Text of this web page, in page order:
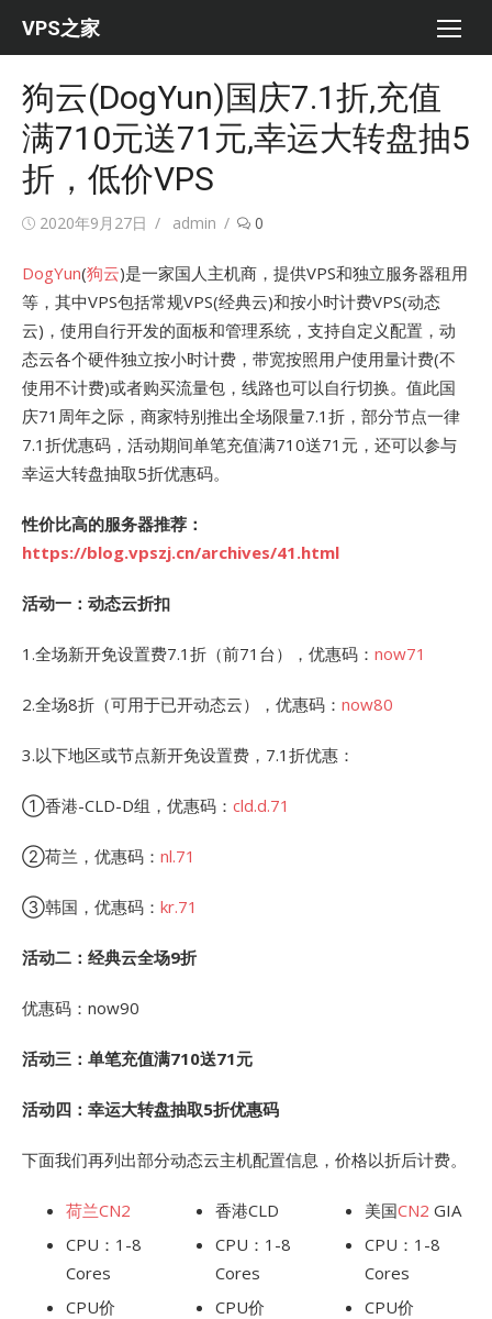
VPS之家
狗云(DogYun)国庆7.1折,充值
满710元送71元,幸运大转盘抽5
折，低价VPS
Posted
2020年9月27日 Author
admin 0
DogYun(狗云)是一家国人主机商，提供VPS和独立服务器租用
等，其中VPS包括常规VPS(经典云)和按小时计费VPS(动态
云)，使用自行开发的面板和管理系统，支持自定义配置，动
态云各个硬件独立按小时计费，带宽按照用户使用量计费(不
使用不计费)或者购买流量包，线路也可以自行切换。值此国
庆71周年之际，商家特别推出全场限量7.1折，部分节点一律
7.1折优惠码，活动期间单笔充值满710送71元，还可以参与
幸运大转盘抽取5折优惠码。
性价比高的服务器推荐：
https://blog.vpszj.cn/archives/41.html
活动一：动态云折扣
1.全场新开免设置费7.1折（前71台），优惠码： now71
2.全场8折（可用于已开动态云），优惠码： now80
3.以下地区或节点新开免设置费，7.1折优惠：
①香港-CLD-D组，优惠码： cld.d.71
②荷兰，优惠码： nl.71
③韩国，优惠码： kr.71
活动二：经典云全场9折
优惠码：now90
活动三：单笔充值满710送71元
活动四：幸运大转盘抽取5折优惠码
下面我们再列出部分动态云主机配置信息，价格以折后计费。
荷兰CN2
CPU：1-8
Cores
CPU价
香港CLD
CPU：1-8
Cores
CPU价
美国CN2 GIA
CPU：1-8
Cores
CPU价